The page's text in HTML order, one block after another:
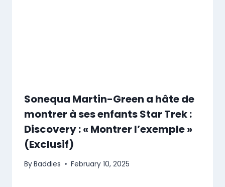
Sonequa Martin-Green a hâte de
montrer à ses enfants Star Trek :
Discovery : « Montrer l’exemple »
(Exclusif)
ByBaddies February 10, 2025